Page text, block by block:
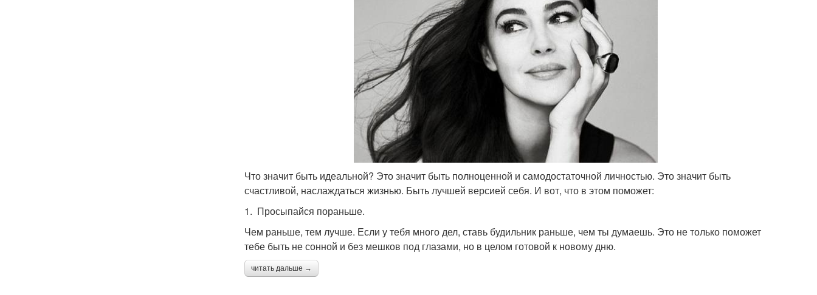
Что значит быть идеальной? Это значит быть полноценной и самодостаточной личностью. Это значит быть
счастливой, наслаждаться жизнью. Быть лучшей версией себя. И вот, что в этом поможет:
1. Просыпайся пораньше.
Чем раньше, тем лучше. Если у тебя много дел, ставь будильник раньше, чем ты думаешь. Это не только поможет
тебе быть не сонной и без мешков под глазами, но в целом готовой к новому дню.
читать дальше →